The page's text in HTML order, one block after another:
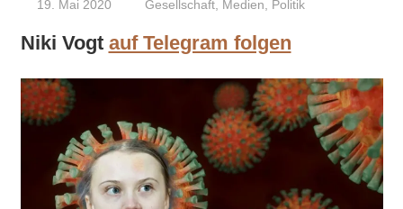
19. Mai 2020 Niki Vogt
Gesellschaft, Medien, Politik
Niki Vogt auf Telegram folgen